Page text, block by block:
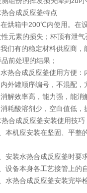
成反应釜特点
箱中200℃内使用。在设
元素的损失；杯顶有泄气
有的稳定材料供应商，能
前处理的结果；
合成反应釜使用方便：内
罐顺序编号，不混配，
效率高，能力强，能消解
酸溶剂少，空白值低，
成反应釜安装使用技巧
机应安装在坚固、平整的
装水热合成反应釜时要求
备本身各工艺接管上的自
热合成反应釜安装完毕检